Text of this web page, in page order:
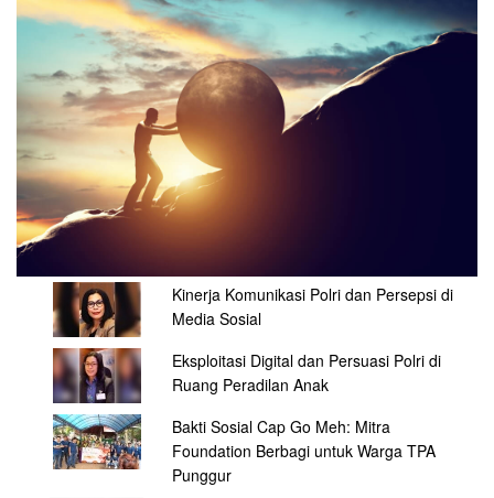
Kinerja Komunikasi Polri dan Persepsi di
Media Sosial
Eksploitasi Digital dan Persuasi Polri di
Ruang Peradilan Anak
Bakti Sosial Cap Go Meh: Mitra
Foundation Berbagi untuk Warga TPA
Punggur